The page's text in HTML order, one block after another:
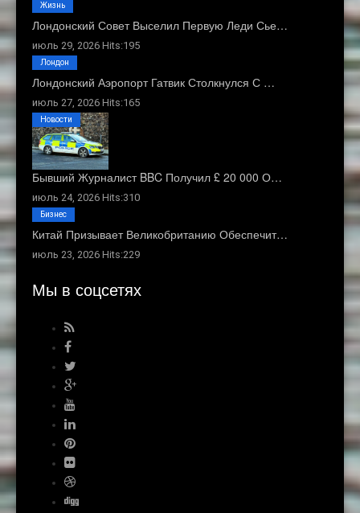
Лондонский Совет Выселил Первую Леди Сье…
июль 29, 2026 Hits:195
Жизнь
Лондонский Аэропорт Гатвик Столкнулся С …
июль 27, 2026 Hits:165
Лондон
Бывший Журналист BBC Получил £ 20 000 О…
июль 24, 2026 Hits:310
Новости
Китай Призывает Великобританию Обеспечит…
июль 23, 2026 Hits:229
Бизнес
Мы в соцсетях